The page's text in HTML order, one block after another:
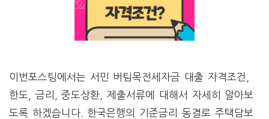
이번포스팅에서는 서민 버팀목전세자금 대출 자격조건,
한도, 금리, 중도상환, 제출서류에 대해서 자세히 알아보
도록 하겠습니다. 한국은행의 기준금리 동결로 주택담보